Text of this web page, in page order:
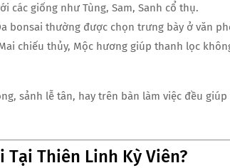
các giống như Tùng, Sam, Sanh cổ thụ.
bonsai thường được chọn trưng bày ở văn
chiếu thủy, Mộc hương giúp thanh lọc
sảnh lễ tân, hay trên bàn làm việc đều
Tại Thiên Linh Kỳ Viên?